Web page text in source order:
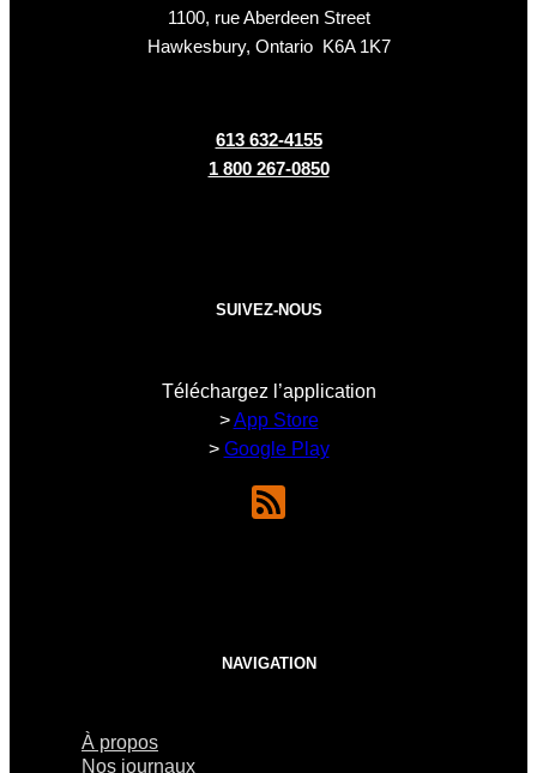
1100, rue Aberdeen Street
Hawkesbury, Ontario K6A 1K7
613 632-4155
1 800 267-0850
SUIVEZ-NOUS
Téléchargez l’application
>App Store
> Google Play
NAVIGATION
À propos
Nos journaux